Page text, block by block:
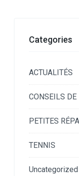
Categories
ACTUALITÉS
CONSEILS DE
PETITES
TENNIS
Uncategorized